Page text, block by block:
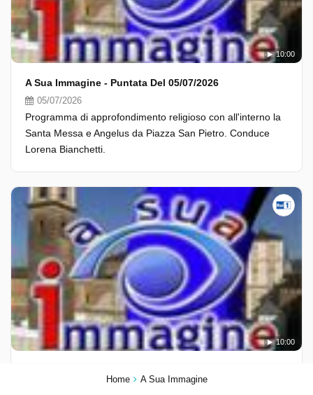
Home A Sua Immagine
10:00
A Sua Immagine - Puntata Del 05/07/2026
05/07/2026
Programma di approfondimento religioso con all'interno la
Santa Messa e Angelus da Piazza San Pietro. Conduce
Lorena Bianchetti.
10:00